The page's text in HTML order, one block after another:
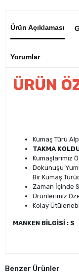
Ürün Açıklaması
Yorumlar
ÜRÜN
Kumaş Türü
TAKMA
Kumaşlarımız
Dokunuşu
Bir Kumaş
Zaman İçinde
Ürünlerimiz
Kolay
MANKEN BİLGİSİ : S
Benzer Ürünler